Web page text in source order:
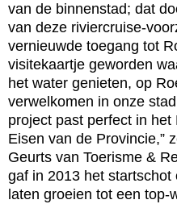
van de binnenstad; dat
van deze riviercruise-
vernieuwde toegang tot
visitekaartje geworden
het water genieten, op
verwelkomen in onze
project past perfect in
Eisen van de Provincie,”
Geurts van Toerisme &
gaf in 2013 het
laten groeien tot een top-